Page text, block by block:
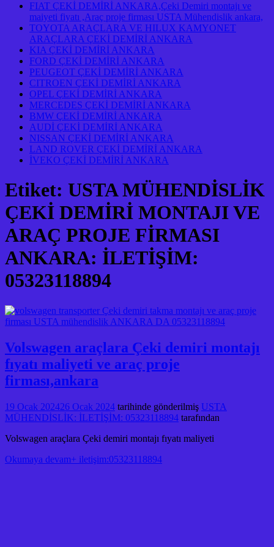
FIAT ÇEKİ DEMİRİ ANKARA,Çeki Demiri montajı ve
maiyeti fiyatı ,Araç proje firması USTA Mühendislik ankara,
TOYOTA ARAÇLARA VE HILUX KAMYONET
ARAÇLARA ÇEKİ DEMİRİ ANKARA
KIA ÇEKİ DEMİRİ ANKARA
FORD ÇEKİ DEMİRİ ANKARA
PEUGEOT ÇEKİ DEMİRİ ANKARA
CITROEN ÇEKİ DEMİRİ ANKARA
OPEL ÇEKİ DEMİRİ ANKARA
MERCEDES ÇEKİ DEMİRİ ANKARA
BMW ÇEKİ DEMİRİ ANKARA
AUDİ ÇEKİ DEMİRİ ANKARA
NISSAN ÇEKİ DEMİRİ ANKARA
LAND ROVER ÇEKİ DEMİRİ ANKARA
İVEKO ÇEKİ DEMİRİ ANKARA
Etiket: USTA MÜHENDİSLİK
ÇEKİ DEMİRİ MONTAJI VE
ARAÇ PROJE FİRMASI
ANKARA: İLETİŞİM:
05323118894
Volswagen araçlara Çeki demiri montajı
fıyatı maliyeti ve araç proje
firması,ankara
19 Ocak 202426 Ocak 2024 tarihinde gönderilmiş USTA
MÜHENDİSLİK: İLETİŞİM: 05323118894 tarafından
Volswagen araçlara Çeki demiri montajı fıyatı maliyeti
Okumaya devam+ iletişim:05323118894